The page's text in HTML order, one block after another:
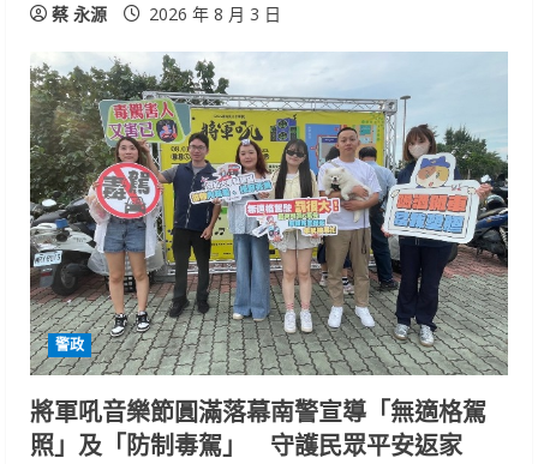
蔡 永源 2026 年 8 月 3 日
警政
將軍吼音樂節圓滿落幕南警宣導「無適格駕
照」及「防制毒駕」 守護民眾平安返家